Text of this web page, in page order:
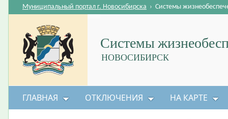
Системы
НОВОСИБИРСК
Муниципальный портал г. Новосибирска › Системы
ГЛАВНАЯ ОТКЛЮЧЕНИЯ НА КАРТЕ